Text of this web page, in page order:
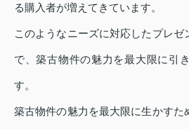
る購入者が増えてきています。
このようなニーズに対応したプレゼ
で、築古物件の魅力を最大限に引
す。
築古物件の魅力を最大限に生かすた